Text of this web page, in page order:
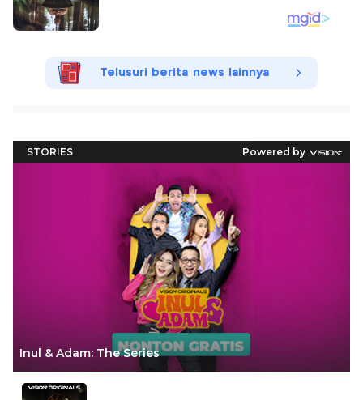
Telusuri berita news lainnya